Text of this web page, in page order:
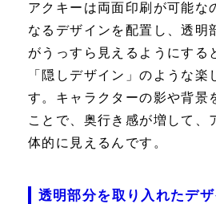
アクキーは両面印刷が可能な
なるデザインを配置し、透明
がうっすら見えるようにする
「隠しデザイン」のような楽
す。キャラクターの影や背景
ことで、奥行き感が増して、
体的に見えるんです。
透明部分を取り入れたデ